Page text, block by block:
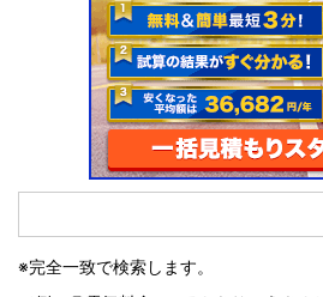
※完全一致で検索します。